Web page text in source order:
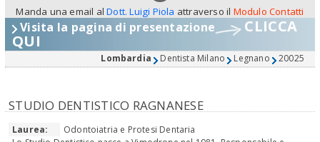
Manda una email alDott. Luigi Piola attraverso il Modulo Contatti
Visita la pagina di presentazione CLICCA
QUI
Lombardia Dentista Milano Legnano 20025
STUDIO DENTISTICO RAGNANESE
Laurea:
Odontoiatria e Protesi Dentaria